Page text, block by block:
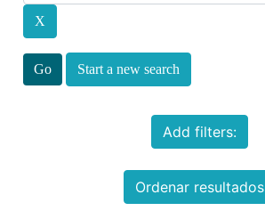
Start a new search
Add filters:
Ordenar resultados